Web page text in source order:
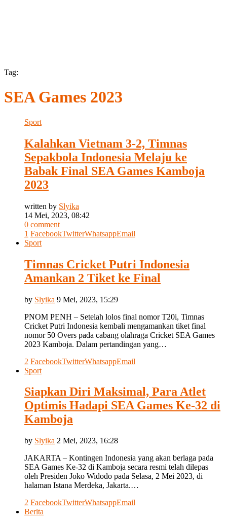
Tag:
SEA Games 2023
Sport
Kalahkan Vietnam 3-2, Timnas
Sepakbola Indonesia Melaju ke
Babak Final SEA Games Kamboja
2023
written by Slyika
14 Mei, 2023, 08:42
0 comment
1 FacebookTwitterWhatsappEmail
Sport
Timnas Cricket Putri Indonesia
Amankan 2 Tiket ke Final
by Slyika 9 Mei, 2023, 15:29
PNOM PENH – Setelah lolos final nomor T20i, Timnas
Cricket Putri Indonesia kembali mengamankan tiket final
nomor 50 Overs pada cabang olahraga Cricket SEA Games
2023 Kamboja. Dalam pertandingan yang…
2 FacebookTwitterWhatsappEmail
Sport
Siapkan Diri Maksimal, Para Atlet
Optimis Hadapi SEA Games Ke-32 di
Kamboja
by Slyika 2 Mei, 2023, 16:28
JAKARTA – Kontingen Indonesia yang akan berlaga pada
SEA Games Ke-32 di Kamboja secara resmi telah dilepas
oleh Presiden Joko Widodo pada Selasa, 2 Mei 2023, di
halaman Istana Merdeka, Jakarta.…
2 FacebookTwitterWhatsappEmail
Berita